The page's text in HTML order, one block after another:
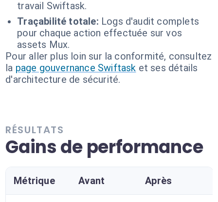
travail Swiftask.
Traçabilité totale: Logs d'audit complets
pour chaque action effectuée sur vos
assets Mux.
Pour aller plus loin sur la conformité, consultez
la page gouvernance Swiftask et ses détails
d'architecture de sécurité.
RÉSULTATS
Gains de performance
Métrique Avant Après